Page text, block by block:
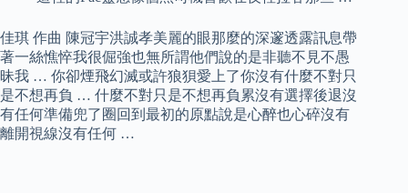
佳琪 作曲 陳冠宇洪誠孝美麗的眼那麼的深邃透露訊息帶
著一絲憔悴我很倔強也無所謂他們說的是非聽不見不愚
昧我 … 你卻煙飛幻滅或許狼狽愛上了你沒有什麼不對只
是不想再負 … 什麼不對只是不想再負累沒有選擇後退沒
有任何準備兜了圈回到最初的原點說是心醉也心碎沒有
離開視線沒有任何 …